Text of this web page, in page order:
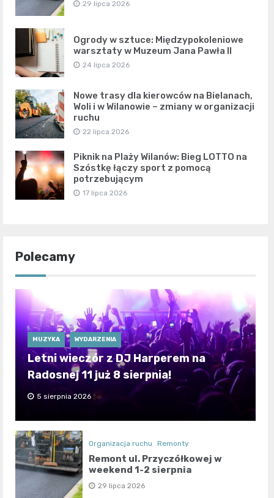
29 lipca 2026
Ogrody w sztuce: Międzypokoleniowe
warsztaty w Muzeum Jana Pawła II
24 lipca 2026
Nowe trasy dla kierowców na Bielanach,
Woli i w Wilanowie – zmiany w organizacji
ruchu
22 lipca 2026
Piknik na Plaży Wilanów: Bieg LOTTO na
Szóstkę łączy sport z pomocą
potrzebującym
17 lipca 2026
Polecamy
MUZYKA WYDARZENIA
Letni wieczór z DJ Harperem na
Radosnej 11 już 8 sierpnia!
5 sierpnia 2026
Organizacja ruchu Remonty
Remont ul. Przyczółkowej w
weekend 1-2 sierpnia
29 lipca 2026